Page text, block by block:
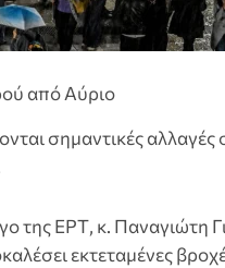
από Αύριο
σημαντικές αλλαγές
της ΕΡΤ, κ. Παναγιώτη
εκτεταμένες